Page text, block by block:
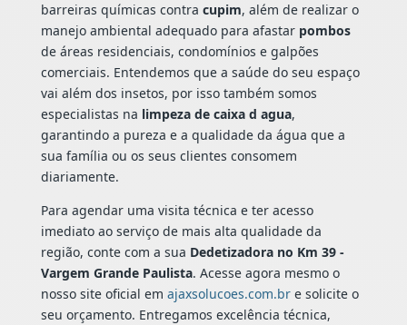
barreiras químicas contra cupim, além de realizar o
manejo ambiental adequado para afastar pombos
de áreas residenciais, condomínios e galpões
comerciais. Entendemos que a saúde do seu espaço
vai além dos insetos, por isso também somos
especialistas na limpeza de caixa d agua,
garantindo a pureza e a qualidade da água que a
sua família ou os seus clientes consomem
diariamente.
Para agendar uma visita técnica e ter acesso
imediato ao serviço de mais alta qualidade da
região, conte com a sua Dedetizadora no Km 39 -
Vargem Grande Paulista. Acesse agora mesmo o
nosso site oficial em ajaxsolucoes.com.bre solicite o
seu orçamento. Entregamos excelência técnica,